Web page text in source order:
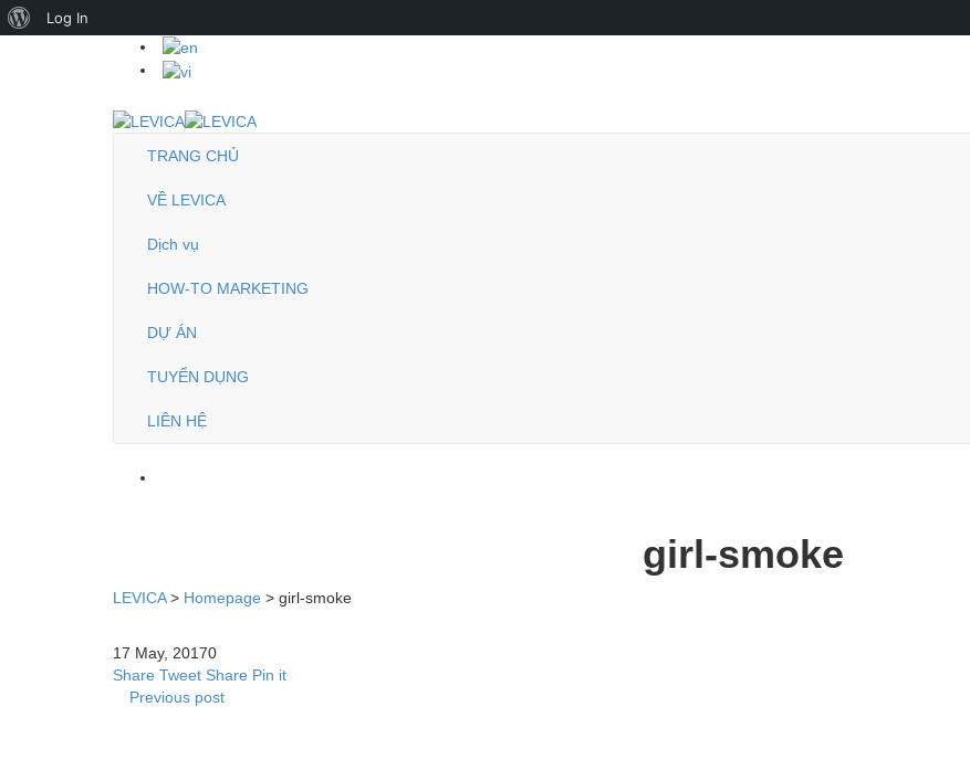
TRANG CHỦ
VỀ LEVICA
Dịch vụ
HOW-TO MARKETING
DỰ ÁN
TUYỂN DỤNG
LIÊN HỆ
girl-smoke
LEVICA> Homepage > girl-smoke
17 May, 20170
Share Tweet Share Pin it
Previous post
About
Log In